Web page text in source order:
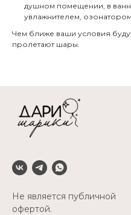
душном помещении, в
увлажнителем, озонатором.
Чем ближе ваши условия
пролетают шары.
Не является публичной
офертой.